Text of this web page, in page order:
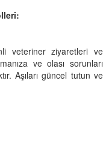
veteriner ziyaretleri ve
ve olası sorunları
Aşıları güncel tutun ve